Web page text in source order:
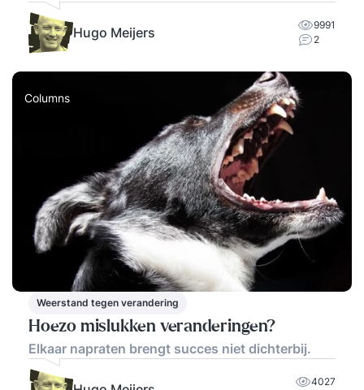
Hugo Meijers
9991
2
Columns
Weerstand tegen verandering
Hoezo mislukken veranderingen?
Elkaar napraten brengt succes niet dichterbij.
4027